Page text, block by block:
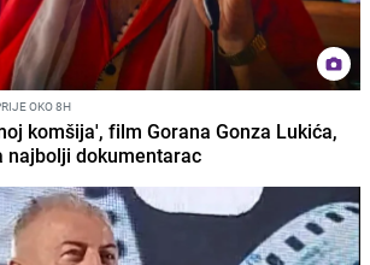
OKO 8H
komšija', film Gorana Gonza Lukića,
najbolji dokumentarac